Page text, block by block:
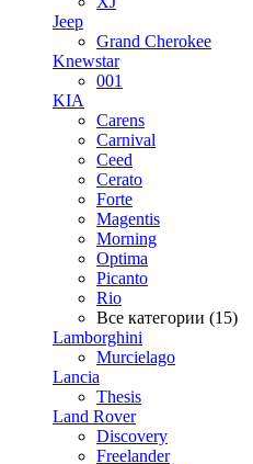
Jeep
Grand Cherokee
Knewstar
001
KIA
Carens
Carnival
Ceed
Cerato
Forte
Magentis
Morning
Optima
Picanto
Rio
Все категории (15)
Lamborghini
Murcielago
Lancia
Thesis
Land Rover
Discovery
Freelander